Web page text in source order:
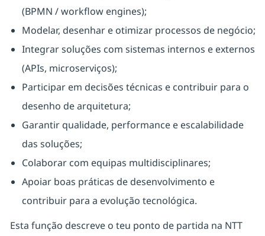
(BPMN / workflow engines);
Modelar, desenhar e otimizar processos de negócio;
Integrar soluções com sistemas internos e externos
(APIs, microserviços);
Participar em decisões técnicas e contribuir para o
desenho de arquitetura;
Garantir qualidade, performance e escalabilidade
das soluções;
Colaborar com equipas multidisciplinares;
Apoiar boas práticas de desenvolvimento e
contribuir para a evolução tecnológica.
Esta função descreve o teu ponto de partida na NTT